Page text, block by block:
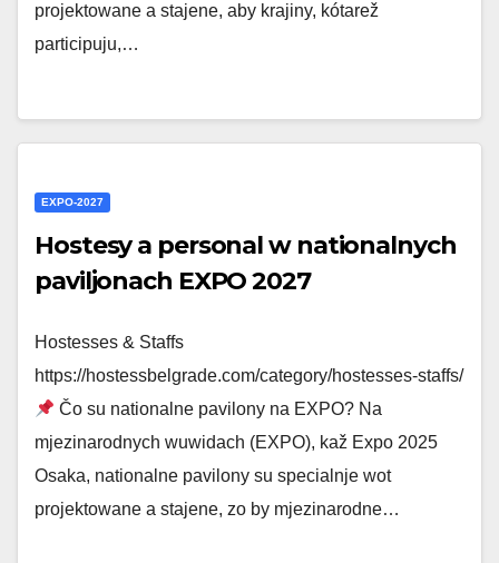
projektowane a stajene, aby krajiny, kótarež
participuju,…
EXPO-2027
Hostesy a personal w nationalnych
paviljonach EXPO 2027
Hostesses & Staffs
https://hostessbelgrade.com/category/hostesses-staffs/
Čo su nationalne pavilony na EXPO? Na
mjezinarodnych wuwidach (EXPO), kaž Expo 2025
Osaka, nationalne pavilony su specialnje wot
projektowane a stajene, zo by mjezinarodne…